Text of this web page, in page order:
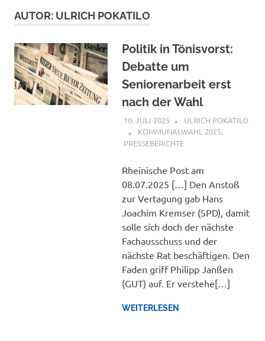
AUTOR: ULRICH POKATILO
Politik in Tönisvorst:
Debatte um
Seniorenarbeit erst
nach der Wahl
10. JULI 2025
ULRICH POKATILO
KOMMUNALWAHL 2025,
PRESSEBERICHTE
Rheinische Post am
08.07.2025 […] Den Anstoß
zur Vertagung gab Hans
Joachim Kremser (SPD), damit
solle sich doch der nächste
Fachausschuss und der
nächste Rat beschäftigen. Den
Faden griff Philipp Janßen
(GUT) auf. Er verstehe[…]
WEITERLESEN